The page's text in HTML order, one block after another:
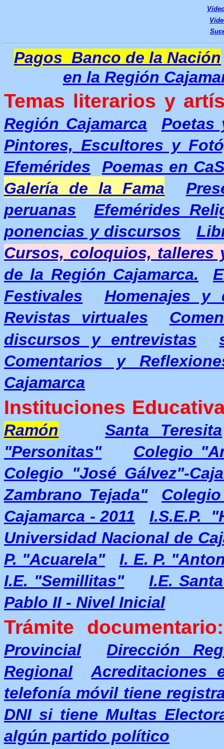
Pagos Banco de la Nación
en la Región
Temas literarios y
Región Cajamarca
Poetas
Pintores, Escultores y
Efemérides
Poemas en
Galería de la Fama
peruanas
Efemérides
ponencias y discursos
Cursos, coloquios, talleres
de la Región Cajamarca.
Festivales
Homenajes y
Revistas virtuales
discursos y entrevistas
Comentarios y
Cajamarca
Instituciones
Ramón
Santa Teresita
"Personitas"
Colegio
Colegio "José Gálvez"-
Zambrano Tejada"
Cajamarca - 2011
I.S.E.P.
Universidad Nacional de
P. "Acuarela"
I. E. P.
I.E. "Semillitas"
I.E.
Pablo II - Nivel Inicial
Trámite documentario:
Provincial
Dirección
Regional
Acreditaciones
telefonía móvil tiene
DNI si tiene Multas
algún partido político